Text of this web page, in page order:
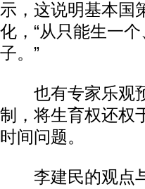
示，这说明基本国
化，“从只能生一
子。”
也有专家乐观预
制，将生育权还权
时间问题。
李建民的观点与